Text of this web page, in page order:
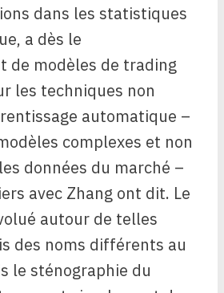
dans les statistiques
a dès le
de modèles de trading
les techniques non
automatique –
complexes et non
données du marché –
avec Zhang ont dit. Le
autour de telles
des noms différents au
le sténographie du